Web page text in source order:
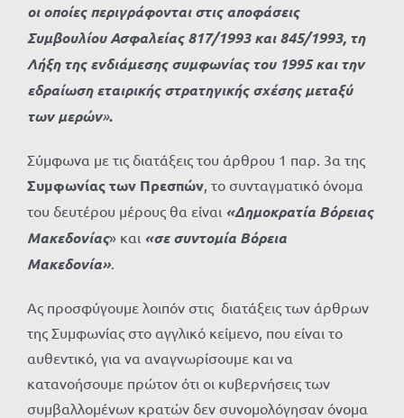
οι οποίες περιγράφονται στις αποφάσεις
Συμβουλίου Ασφαλείας 817/1993 και 845/1993, τη
Λήξη της ενδιάμεσης συμφωνίας του 1995 και την
εδραίωση εταιρικής στρατηγικής σχέσης μεταξύ
των μερών».
Σύμφωνα με τις διατάξεις του άρθρου 1 παρ. 3α της
Συμφωνίας των Πρεσπών , το συνταγματικό όνομα
του δευτέρου μέρους θα είναι «Δημοκρατία Βόρειας
Μακεδονίας» και «σε συντομία Βόρεια
Μακεδονία»
Ας προσφύγουμε λοιπόν στις διατάξεις των άρθρων
της Συμφωνίας στο αγγλικό κείμενο, που είναι το
αυθεντικό, για να αναγνωρίσουμε και να
κατανοήσουμε πρώτον ότι οι κυβερνήσεις των
συμβαλλομένων κρατών δεν συνομολόγησαν όνομα